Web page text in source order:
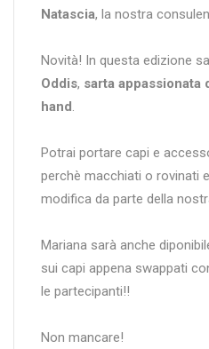
Natascia, la nostra
Novità! In questa edizione
Oddis, sarta
hand.
Potrai portare capi e
perchè macchiati o rovinati
modifica da parte della
Mariana sarà anche
sui capi appena swappati
le partecipanti!!
Non mancare!